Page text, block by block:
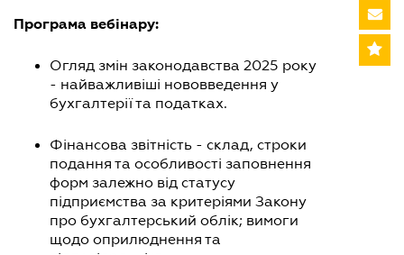
Програма вебінару:
Огляд змін законодавства 2025 року
- найважливіші нововведення у
бухгалтерії та податках.
Фінансова звітність - склад, строки
подання та особливості заповнення
форм залежно від статусу
підприємства за критеріями Закону
про бухгалтерський облік; вимоги
щодо оприлюднення та